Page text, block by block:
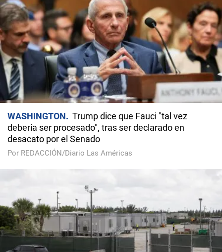
WASHINGTON
Trump dice que Fauci "tal vez
debería ser procesado", tras ser declarado en
desacato por el Senado
Por REDACCIÓN/Diario Las Américas